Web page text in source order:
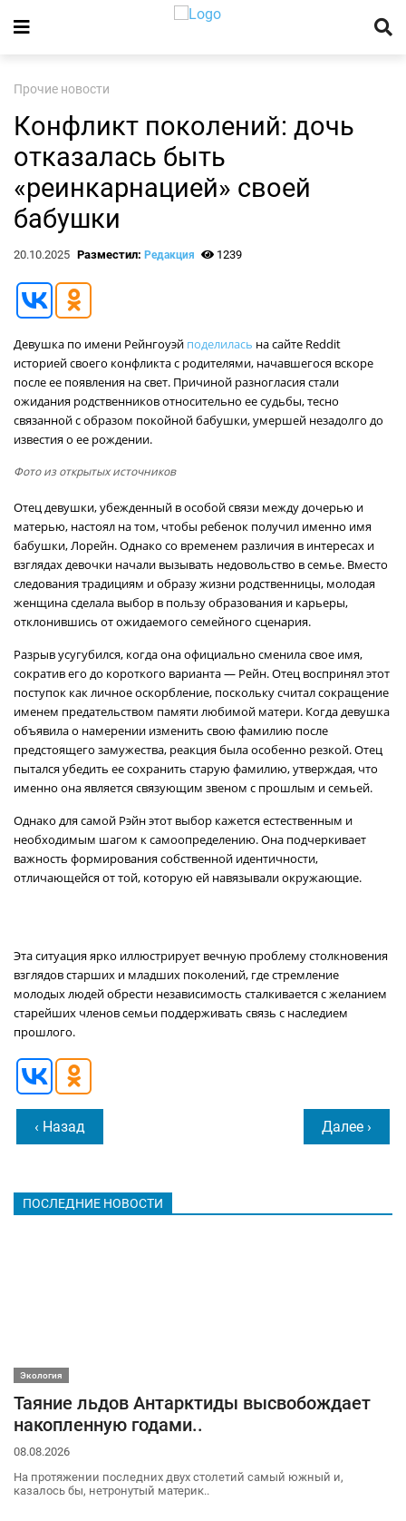
Прочие новости
Конфликт поколений: дочь
отказалась быть
«реинкарнацией» своей
бабушки
20.10.2025 Разместил: Редакция 1239
Девушка по имени Рейнгоуэй поделилась на сайте Reddit
историей своего конфликта с родителями, начавшегося вскоре
после ее появления на свет. Причиной разногласия стали
ожидания родственников относительно ее судьбы, тесно
связанной с образом покойной бабушки, умершей незадолго до
известия о ее рождении.
Фото из открытых источников
Отец девушки, убежденный в особой связи между дочерью и
матерью, настоял на том, чтобы ребенок получил именно имя
бабушки, Лорейн. Однако со временем различия в интересах и
взглядах девочки начали вызывать недовольство в семье. Вместо
следования традициям и образу жизни родственницы, молодая
женщина сделала выбор в пользу образования и карьеры,
отклонившись от ожидаемого семейного сценария.
Разрыв усугубился, когда она официально сменила свое имя,
сократив его до короткого варианта — Рейн. Отец воспринял этот
поступок как личное оскорбление, поскольку считал сокращение
именем предательством памяти любимой матери. Когда девушка
объявила о намерении изменить свою фамилию после
предстоящего замужества, реакция была особенно резкой. Отец
пытался убедить ее сохранить старую фамилию, утверждая, что
именно она является связующим звеном с прошлым и семьей.
Однако для самой Рэйн этот выбор кажется естественным и
необходимым шагом к самоопределению. Она подчеркивает
важность формирования собственной идентичности,
отличающейся от той, которую ей навязывали окружающие.
Эта ситуация ярко иллюстрирует вечную проблему столкновения
взглядов старших и младших поколений, где стремление
молодых людей обрести независимость сталкивается с желанием
старейших членов семьи поддерживать связь с наследием
прошлого.
‹ Назад Далее ›
ПОСЛЕДНИЕ НОВОСТИ
Экология
Таяние льдов Антарктиды высвобождает
накопленную годами..
08.08.2026
На протяжении последних двух столетий самый южный и,
казалось бы, нетронутый материк..